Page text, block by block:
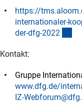
https://
internationaler-
der-dfg-2022
Kontakt:
Gruppe
www.dfg.de/
IZ-